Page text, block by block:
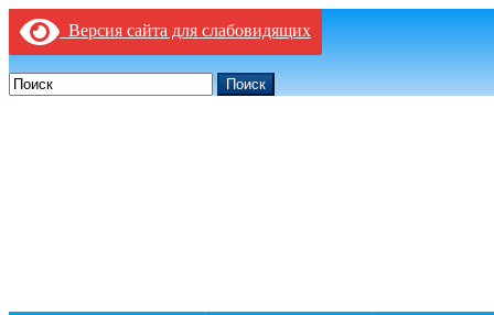
Версия сайта для слабовидящих
Поиск